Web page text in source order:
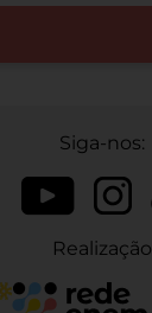
Siga-nos:
Realização